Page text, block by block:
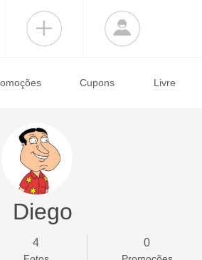
Cupons Livre
Diego
4 0